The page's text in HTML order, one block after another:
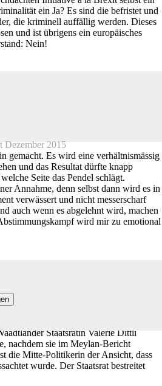
ein Ja? Es sind die befristet und
die kriminell auffällig werden. Dieses
und ist übrigens ein europäisches
Nein!
Dezember 2015
gemacht. Es wird eine verhältnismässig
und das Resultat dürfte knapp
Seite das Pendel schlägt.
Annahme, denn selbst dann wird es in
verwässert und nicht messerscharf
auch wenn es abgelehnt wird, machen
wird mir zu emotional
Staatsrätin Valérie Dittli
nachdem sie im Meylan-Bericht
die Mitte-Politikerin der Ansicht, dass
wurde. Der Staatsrat bestreitet